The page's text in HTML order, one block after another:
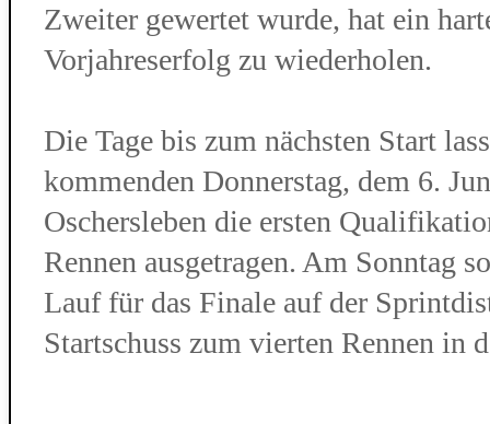
Zweiter gewertet wurde, hat ein
Vorjahreserfolg zu wiederholen.
Die Tage bis zum nächsten Start
kommenden Donnerstag, dem 6.
Oschersleben die ersten
Rennen ausgetragen. Am Sonntag
Lauf für das Finale auf der
Startschuss zum vierten Rennen in